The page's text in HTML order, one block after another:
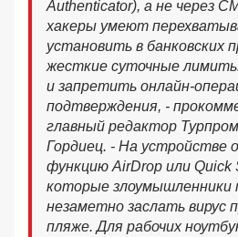
Authenticator), а не через
хакеры умеют
установить в банковских
жесткие суточные
и запретить онлайн-
подтверждения, -
главный редактор
Гордиец. - На устройстве
функцию AirDrop или Quick
которые злоумышленники
незаметно заслать вирус
пляже. Для рабочих